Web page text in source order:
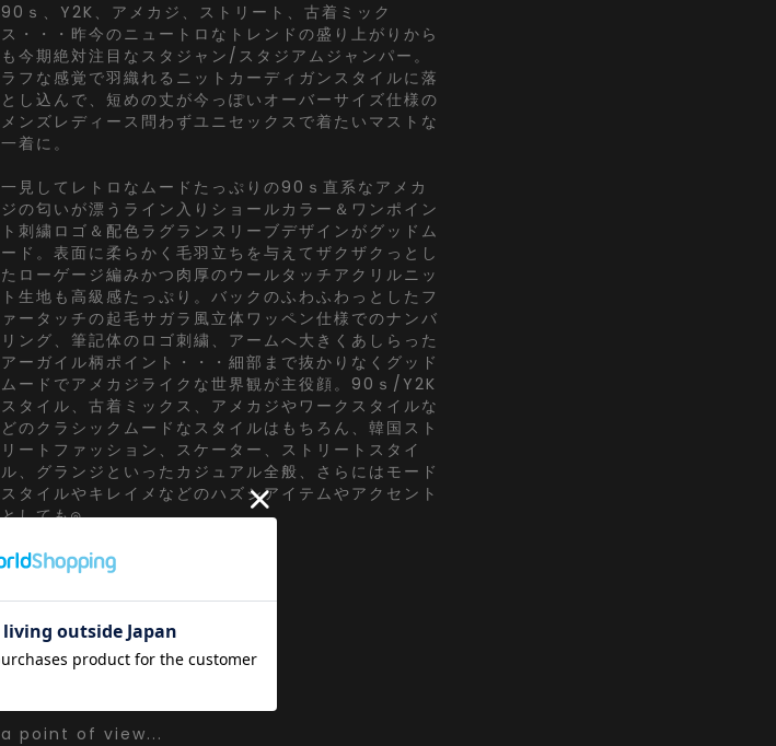
90ｓ、Y2K、アメカジ、ストリート、古着ミック
ス・・・昨今のニュートロなトレンドの盛り上がりから
も今期絶対注目なスタジャン/スタジアムジャンパー。
ラフな感覚で羽織れるニットカーディガンスタイルに落
とし込んで、短めの丈が今っぽいオーバーサイズ仕様の
メンズレディース問わずユニセックスで着たいマストな
一着に。
一見してレトロなムードたっぷりの90ｓ直系なアメカ
ジの匂いが漂うライン入りショールカラー＆ワンポイン
ト刺繍ロゴ＆配色ラグランスリーブデザインがグッドム
ード。表面に柔らかく毛羽立ちを与えてザクザクっとし
たローゲージ編みかつ肉厚のウールタッチアクリルニッ
ト生地も高級感たっぷり。バックのふわふわっとしたフ
ァータッチの起毛サガラ風立体ワッペン仕様でのナンバ
リング、筆記体のロゴ刺繍、アームへ大きくあしらった
アーガイル柄ポイント・・・細部まで抜かりなくグッド
ムードでアメカジライクな世界観が主役顔。90ｓ/Y2K
スタイル、古着ミックス、アメカジやワークスタイルな
どのクラシックムードなスタイルはもちろん、韓国スト
リートファッション、スケーター、ストリートスタイ
ル、グランジといったカジュアル全般、さらにはモード
スタイルやキレイメなどのハズシアイテムやアクセント
としても◎
『カラー』
グレー / 灰色
ネイビー / 紺
a point of view...